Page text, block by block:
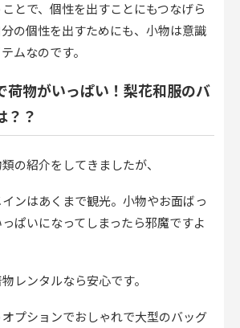
とで、個性を出すことにもつなげら
の個性を出すためにも、小物は意識
ムなのです。
荷物がいっぱい！梨花和服のバ
？？
の紹介をしてきましたが、
ンはあくまで観光。小物やお面ばっ
ぱいになってしまったら邪魔ですよ
レンタルなら安心です。
プションでおしゃれで大型のバッグ